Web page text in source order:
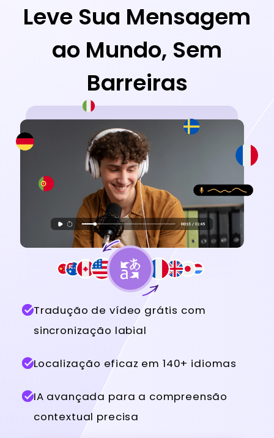
Leve Sua Mensagem
ao Mundo, Sem
Barreiras
Tradução de vídeo grátis com
sincronização labial
Localização eficaz em 140+ idiomas
IA avançada para a compreensão
contextual precisa